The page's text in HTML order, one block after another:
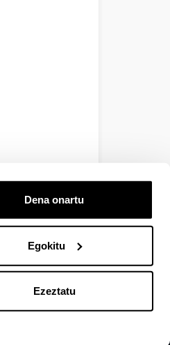
Dena onartu
Egokitu
Ezeztatu